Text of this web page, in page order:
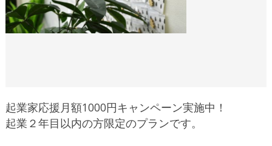
起業家応援月額1000円キャンペーン実施中！
起業２年目以内の方限定のプランです。